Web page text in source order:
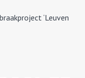
‘Leuven